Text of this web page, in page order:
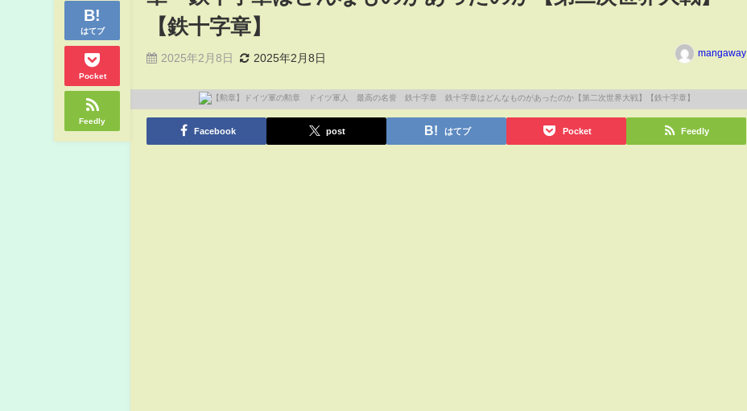
はてブ
Pocket
Feedly
【鉄十字章】
2025年2月8日 2025年2月8日 mangaway
Facebook post はてブ Pocket Feedly